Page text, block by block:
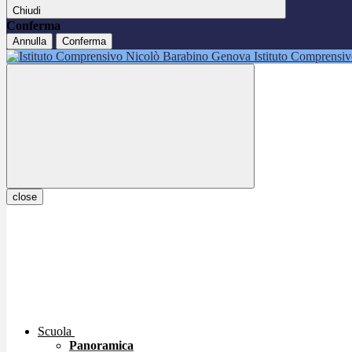
Chiudi
Conferma
Annulla Conferma
Istituto
close
Scuola
Panoramica